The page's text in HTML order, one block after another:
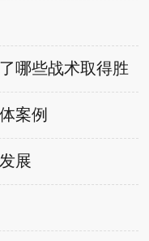
哪些战术取得胜
案例
展